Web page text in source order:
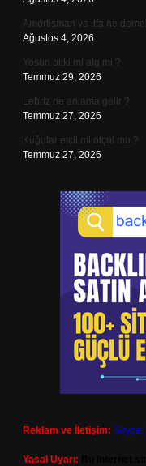
Amortisman ve itfa ne
Ağustos 4, 2026
Yosun bitki mi alg mi ?
Temmuz 29, 2026
Lebriz ne anlama gelir ?
Temmuz 27, 2026
Kuğular etçil mi otçul mu ?
Temmuz 27, 2026
Reklam ve İletişim:
Yasal Uyarı: